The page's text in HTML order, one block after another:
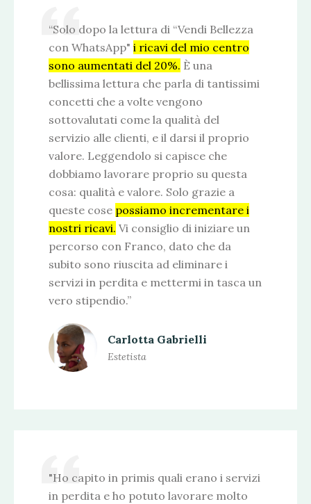
“Solo dopo la lettura di “Vendi Bellezza
con WhatsApp" i ricavi del mio centro
sono aumentati del 20%. È una
bellissima lettura che parla di tantissimi
concetti che a volte vengono
sottovalutati come la qualità del
servizio alle clienti, e il darsi il proprio
valore. Leggendolo si capisce che
dobbiamo lavorare proprio su questa
cosa: qualità e valore. Solo grazie a
queste cose possiamo incrementare i
nostri ricavi. Vi consiglio di iniziare un
percorso con Franco, dato che da
subito sono riuscita ad eliminare i
servizi in perdita e mettermi in tasca un
vero stipendio.”
Carlotta Gabrielli
Estetista
"Ho capito in primis quali erano i servizi
in perdita e ho potuto lavorare molto